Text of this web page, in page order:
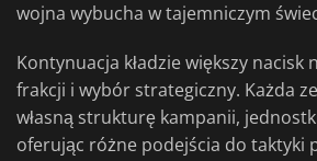
wojna wybucha w tajemniczym
Kontynuacja kładzie większy nacisk
frakcji i wybór strategiczny. Każda
własną strukturę kampanii,
oferując różne podejścia do taktyki